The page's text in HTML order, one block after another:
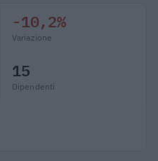
-10,2%
Variazione
15
Dipendenti